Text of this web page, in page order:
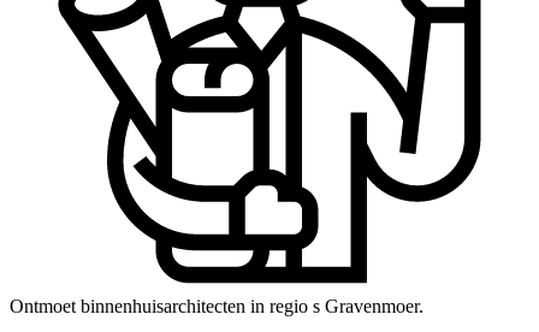
Ontmoet binnenhuisarchitecten in regio s Gravenmoer.